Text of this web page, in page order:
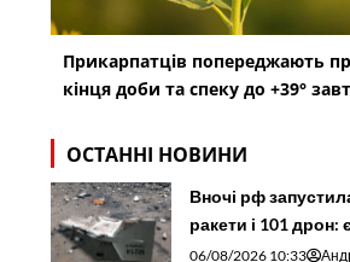
Прикарпатців попереджають
кінця доби та спеку до +39°
ОСТАННІ НОВИНИ
Вночі рф
ракети і 101 дрон:
06/08/2026 10:33